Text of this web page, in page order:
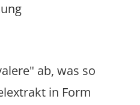
ab, was so
in Form